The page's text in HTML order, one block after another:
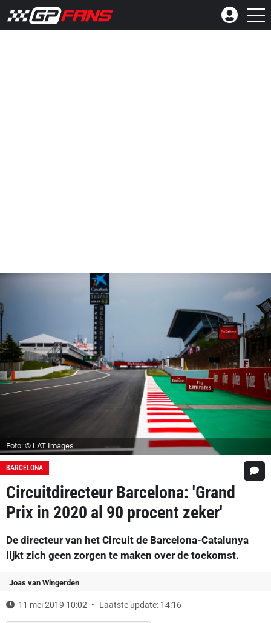
Foto: © LAT Images
BARCELONA
Circuitdirecteur Barcelona: 'Grand
Prix in 2020 al 90 procent zeker'
De directeur van het Circuit de Barcelona-Catalunya
lijkt zich geen zorgen te maken over de toekomst.
Joas van Wingerden
11 mei 2019 10:02 Laatste update: 14:16